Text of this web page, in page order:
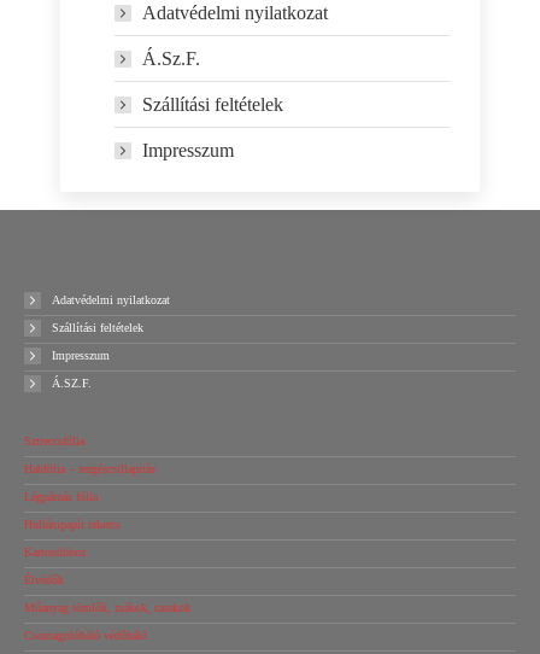
Adatvédelmi nyilatkozat
Á.Sz.F.
Szállítási feltételek
Impresszum
Adatvédelmi nyilatkozat
Szállítási feltételek
Impresszum
Á.SZ.F.
Sztreccsfólia
Habfólia – rezgéscsillapítás
Légpárnás fólia
Hullámpapír tekercs
Kartondoboz
Élvédők
Műanyag tömlők, zsákok, tasakok
Csomagolóháló védőháló